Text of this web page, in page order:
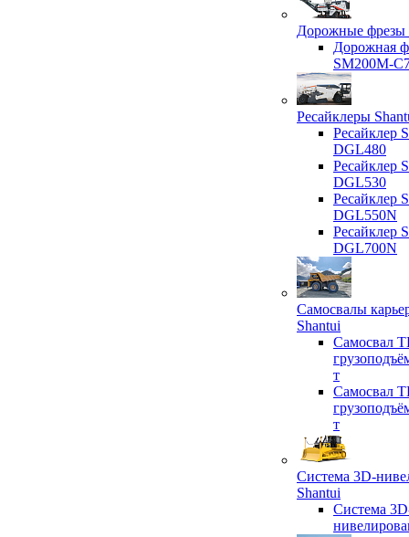
Дорожные фрезы
Дорожная
SM200M-
Ресайклеры
Ресайклер
DGL480
Ресайклер
DGL530
Ресайклер
DGL550N
Ресайклер
DGL700N
Самосвалы
Shantui
Самосвал
т
Самосвал
т
Система 3D-
Shantui
Система